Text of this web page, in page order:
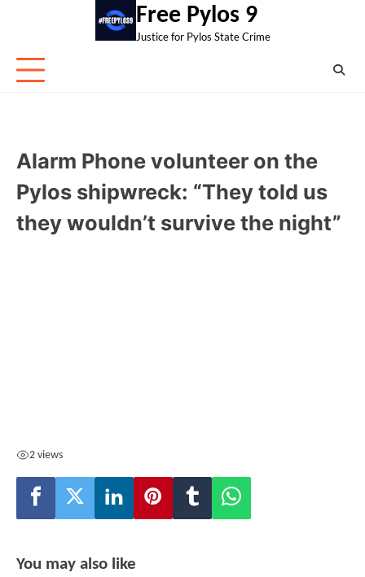
Free Pylos 9
Justice for Pylos State Crime
Alarm Phone volunteer on the
Pylos shipwreck: “They told us
they wouldn’t survive the night”
2 views
You may also like